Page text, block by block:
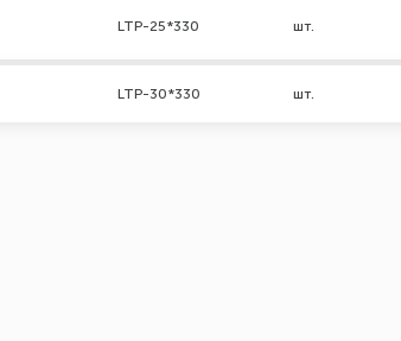
LTP-25*330 шт.
LTP-30*330 шт.